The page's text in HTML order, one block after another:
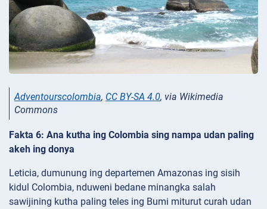
Adventourscolombia, CC BY-SA 4.0, via Wikimedia
Commons
Fakta 6: Ana kutha ing Colombia sing nampa udan paling
akeh ing donya
Leticia, dumunung ing departemen Amazonas ing sisih
kidul Colombia, nduweni bedane minangka salah
sawijining kutha paling teles ing Bumi miturut curah udan